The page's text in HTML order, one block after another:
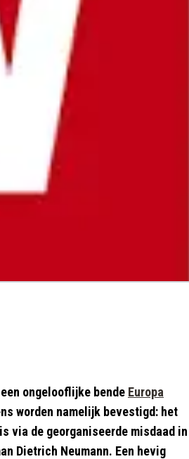
ongelooflijke bende Europa
worden namelijk bevestigd: het
via de georganiseerde misdaad in
Dietrich Neumann. Een hevig